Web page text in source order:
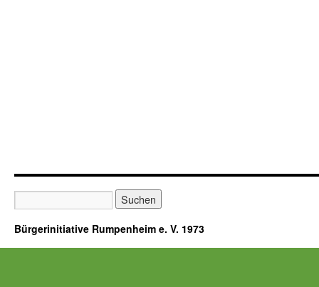
Bürgerinitiative Rumpenheim e. V. 1973